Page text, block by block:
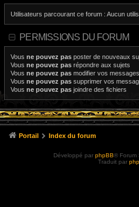
Utilisateurs parcourant ce forum : Aucun
PERMISSIONS DU FORUM
Vous ne pouvez pas poster de nouveaux
Vous ne pouvez pas répondre aux sujets
Vous ne pouvez pas modifier vos messages
Vous ne pouvez pas supprimer vos
Vous ne pouvez pas joindre des fichiers
Portail Index du forum
Développé par phpBB® Forum
Traduit par